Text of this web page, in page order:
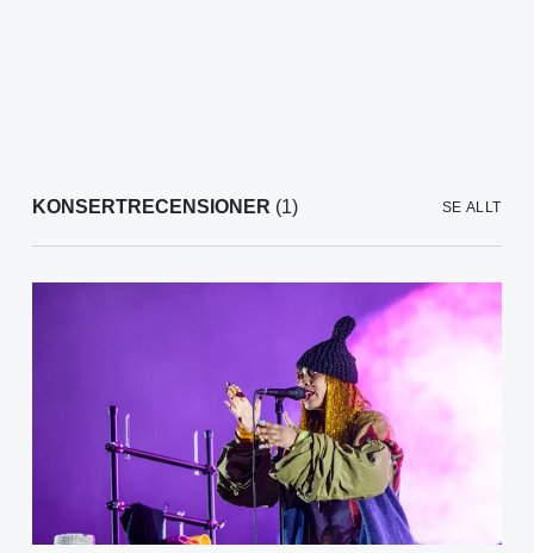
KONSERTRECENSIONER (1) SE ALLT